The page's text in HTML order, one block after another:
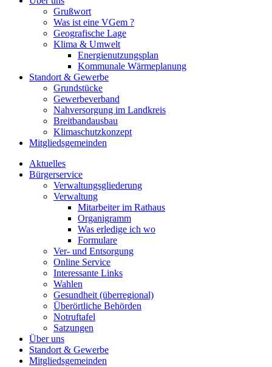
Grußwort
Was ist eine VGem ?
Geografische Lage
Klima & Umwelt
Energienutzungsplan
Kommunale Wärmeplanung
Standort & Gewerbe
Grundstücke
Gewerbeverband
Nahversorgung im Landkreis
Breitbandausbau
Klimaschutzkonzept
Mitgliedsgemeinden
Aktuelles
Bürgerservice
Verwaltungsgliederung
Verwaltung
Mitarbeiter im Rathaus
Organigramm
Was erledige ich wo
Formulare
Ver- und Entsorgung
Online Service
Interessante Links
Wahlen
Gesundheit (überregional)
Überörtliche Behörden
Notruftafel
Satzungen
Über uns
Standort & Gewerbe
Mitgliedsgemeinden